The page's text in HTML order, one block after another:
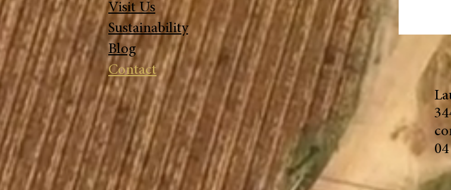
Visit Us
Sustainability
Blog
Contact